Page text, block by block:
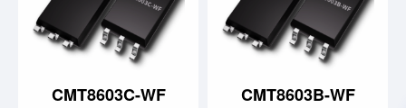
CMT8603C-WF CMT8603B-WF